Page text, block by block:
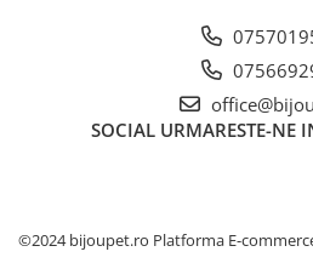
SOCIAL URMARESTE-NE
©2024 bijoupet.ro Platforma E-